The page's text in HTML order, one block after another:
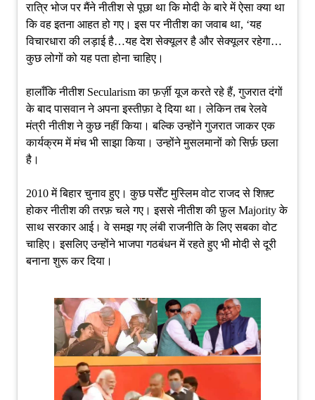
रात्रि भोज पर मैंने नीतीश से पूछा था कि मोदी के बारे में ऐसा क्या था
कि वह इतना आहत हो गए। इस पर नीतीश का जवाब था, ‘यह
विचारधारा की लड़ाई है…यह देश सेक्यूलर है और सेक्यूलर रहेगा…
कुछ लोगों को यह पता होना चाहिए।
हालाँकि नीतीश Secularism का फ़र्ज़ी यूज करते रहे हैं, गुजरात दंगों
के बाद पासवान ने अपना इस्तीफ़ा दे दिया था। लेकिन तब रेलवे
मंत्री नीतीश ने कुछ नहीं किया। बल्कि उन्होंने गुजरात जाकर एक
कार्यक्रम में मंच भी साझा किया। उन्होंने मुसलमानों को सिर्फ़ छला
है।
2010 में बिहार चुनाव हुए। कुछ पर्सेंट मुस्लिम वोट राजद से शिफ़्ट
होकर नीतीश की तरफ़ चले गए। इससे नीतीश की फ़ुल Majority के
साथ सरकार आई। वे समझ गए लंबी राजनीति के लिए सबका वोट
चाहिए। इसलिए उन्होंने भाजपा गठबंधन में रहते हुए भी मोदी से दूरी
बनाना शुरू कर दिया।